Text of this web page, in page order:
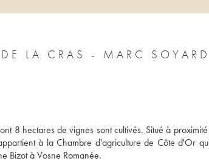
LA CRAS - MARC
8 hectares de vignes sont cultivés. Situé à
à la Chambre d'agriculture de Côte d'Or
Bizot à Vosne Romanée.